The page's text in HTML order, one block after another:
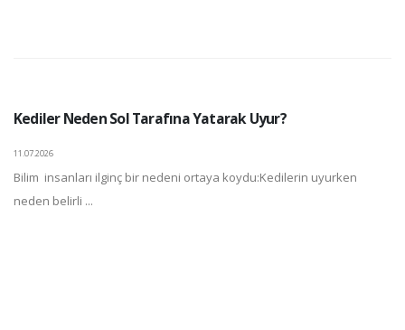
Kediler Neden Sol Tarafına Yatarak Uyur?
11.07.2026
Bilim insanları ilginç bir nedeni ortaya koydu:Kedilerin uyurken
neden belirli ...